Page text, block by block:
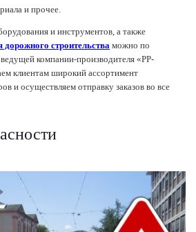
и прочее.
и инструментов, а также
строительства можно по
компании-производителя «РР-
клиентам широкий ассортимент
и осуществляем отправку заказов во все